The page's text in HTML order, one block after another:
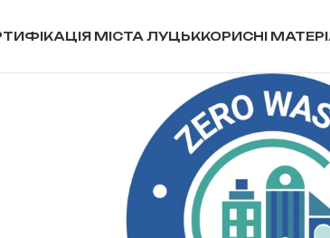
МІСТА ЛУЦЬККОРИСНІ